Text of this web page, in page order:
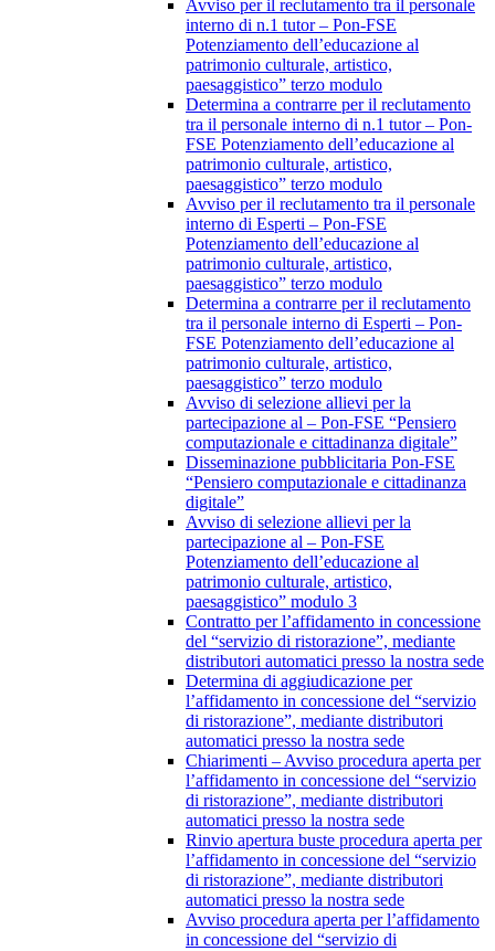
Avviso per il reclutamento tra il personale
interno di n.1 tutor – Pon-FSE
Potenziamento dell’educazione al
patrimonio culturale, artistico,
paesaggistico” terzo modulo
Determina a contrarre per il reclutamento
tra il personale interno di n.1 tutor – Pon-
FSE Potenziamento dell’educazione al
patrimonio culturale, artistico,
paesaggistico” terzo modulo
Avviso per il reclutamento tra il personale
interno di Esperti – Pon-FSE
Potenziamento dell’educazione al
patrimonio culturale, artistico,
paesaggistico” terzo modulo
Determina a contrarre per il reclutamento
tra il personale interno di Esperti – Pon-
FSE Potenziamento dell’educazione al
patrimonio culturale, artistico,
paesaggistico” terzo modulo
Avviso di selezione allievi per la
partecipazione al – Pon-FSE “Pensiero
computazionale e cittadinanza digitale”
Disseminazione pubblicitaria Pon-FSE
“Pensiero computazionale e cittadinanza
digitale”
Avviso di selezione allievi per la
partecipazione al – Pon-FSE
Potenziamento dell’educazione al
patrimonio culturale, artistico,
paesaggistico” modulo 3
Contratto per l’affidamento in concessione
del “servizio di ristorazione”, mediante
distributori automatici presso la nostra sede
Determina di aggiudicazione per
l’affidamento in concessione del “servizio
di ristorazione”, mediante distributori
automatici presso la nostra sede
Chiarimenti – Avviso procedura aperta per
l’affidamento in concessione del “servizio
di ristorazione”, mediante distributori
automatici presso la nostra sede
Rinvio apertura buste procedura aperta per
l’affidamento in concessione del “servizio
di ristorazione”, mediante distributori
automatici presso la nostra sede
Avviso procedura aperta per l’affidamento
in concessione del “servizio di